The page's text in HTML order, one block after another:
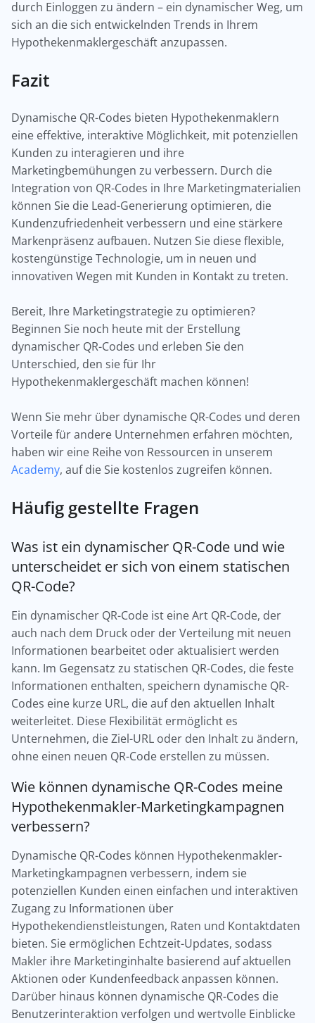
durch Einloggen zu ändern – ein dynamischer Weg, um
sich an die sich entwickelnden Trends in Ihrem
Hypothekenmaklergeschäft anzupassen.
Fazit
Dynamische QR-Codes bieten Hypothekenmaklern
eine effektive, interaktive Möglichkeit, mit potenziellen
Kunden zu interagieren und ihre
Marketingbemühungen zu verbessern. Durch die
Integration von QR-Codes in Ihre Marketingmaterialien
können Sie die Lead-Generierung optimieren, die
Kundenzufriedenheit verbessern und eine stärkere
Markenpräsenz aufbauen. Nutzen Sie diese flexible,
kostengünstige Technologie, um in neuen und
innovativen Wegen mit Kunden in Kontakt zu treten.
Bereit, Ihre Marketingstrategie zu optimieren?
Beginnen Sie noch heute mit der Erstellung
dynamischer QR-Codes und erleben Sie den
Unterschied, den sie für Ihr
Hypothekenmaklergeschäft machen können!
Wenn Sie mehr über dynamische QR-Codes und deren
Vorteile für andere Unternehmen erfahren möchten,
haben wir eine Reihe von Ressourcen in unserem
Academy, auf die Sie kostenlos zugreifen können.
Häufig gestellte Fragen
Was ist ein dynamischer QR-Code und wie
unterscheidet er sich von einem statischen
QR-Code?
Ein dynamischer QR-Code ist eine Art QR-Code, der
auch nach dem Druck oder der Verteilung mit neuen
Informationen bearbeitet oder aktualisiert werden
kann. Im Gegensatz zu statischen QR-Codes, die feste
Informationen enthalten, speichern dynamische QR-
Codes eine kurze URL, die auf den aktuellen Inhalt
weiterleitet. Diese Flexibilität ermöglicht es
Unternehmen, die Ziel-URL oder den Inhalt zu ändern,
ohne einen neuen QR-Code erstellen zu müssen.
Wie können dynamische QR-Codes meine
Hypothekenmakler-Marketingkampagnen
verbessern?
Dynamische QR-Codes können Hypothekenmakler-
Marketingkampagnen verbessern, indem sie
potenziellen Kunden einen einfachen und interaktiven
Zugang zu Informationen über
Hypothekendienstleistungen, Raten und Kontaktdaten
bieten. Sie ermöglichen Echtzeit-Updates, sodass
Makler ihre Marketinginhalte basierend auf aktuellen
Aktionen oder Kundenfeedback anpassen können.
Darüber hinaus können dynamische QR-Codes die
Benutzerinteraktion verfolgen und wertvolle Einblicke